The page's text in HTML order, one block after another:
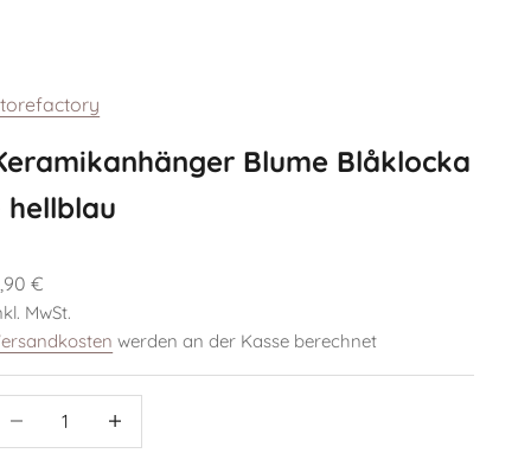
Blume Blåklocka
hellblau
€
MwSt.
werden an der Kasse berechnet
Anzahl verringernAnzahl verringern